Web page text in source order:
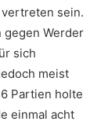
sein.
gegen Werder
sich
meist
Partien holte
einmal acht